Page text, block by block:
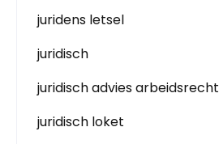
juridens letsel
juridisch
juridisch advies arbeidsrecht
juridisch loket